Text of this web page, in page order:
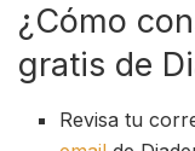
¿Cómo
gratis de
Revisa tu